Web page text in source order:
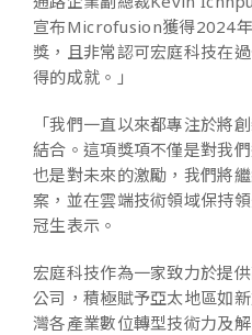
宣布Microfusion獲得2024
獎，且非常認可宏庭科技在
得的成就。」
「我們一直以來都專注於將
結合。這項獎項不僅是對我
也是對未來的激勵，我們將
案，並在雲端技術領域保持
冠生表示。
宏庭科技作為一家致力於提
公司，積極賦予亞太地區如
灣各產業數位轉型技術力及